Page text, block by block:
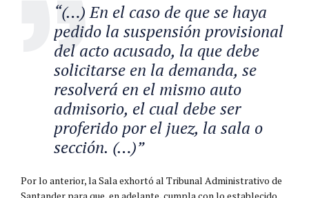
“(…) En el caso de que se haya
pedido la suspensión provisional
del acto acusado, la que debe
solicitarse en la demanda, se
resolverá en el mismo auto
admisorio, el cual debe ser
proferido por el juez, la sala o
sección. (…)”
Por lo anterior, la Sala exhortó al Tribunal Administrativo de